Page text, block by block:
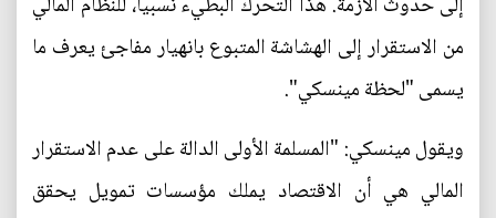
من الاستقرار إلى الهشاشة المتبوع بانهيار مفاجئ يعرف ما
يسمى "لحظة مينسكي".
ويقول مينسكي: "المسلمة الأولى الدالة على عدم الاستقرار
المالي هي أن الاقتصاد يملك مؤسسات تمويل يحقق